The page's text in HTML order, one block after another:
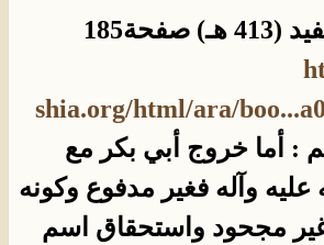
shia.org/html/ara/
: أما خروج أبي بكر مع
عليه وآله فغير مدفوع وكونه
مجحود واستحقاق اسم